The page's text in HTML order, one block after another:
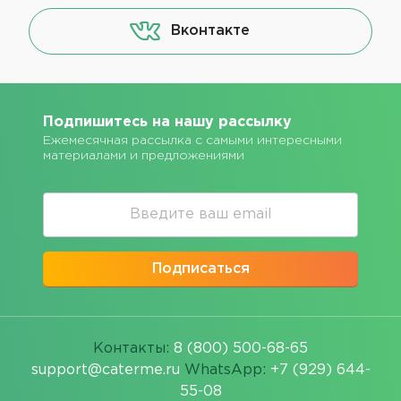
Вконтакте
Подпишитесь на нашу рассылку
Ежемесячная рассылка с самыми интересными
материалами и предложениями
Подписаться
Контакты: 8 (800) 500-68-65
support@caterme.ru WhatsApp: +7 (929) 644-
55-08